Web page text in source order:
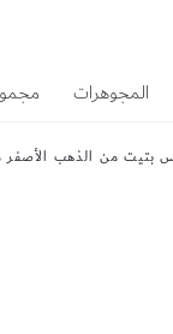
المجوهرات
بتيت من الذهب الأصفر